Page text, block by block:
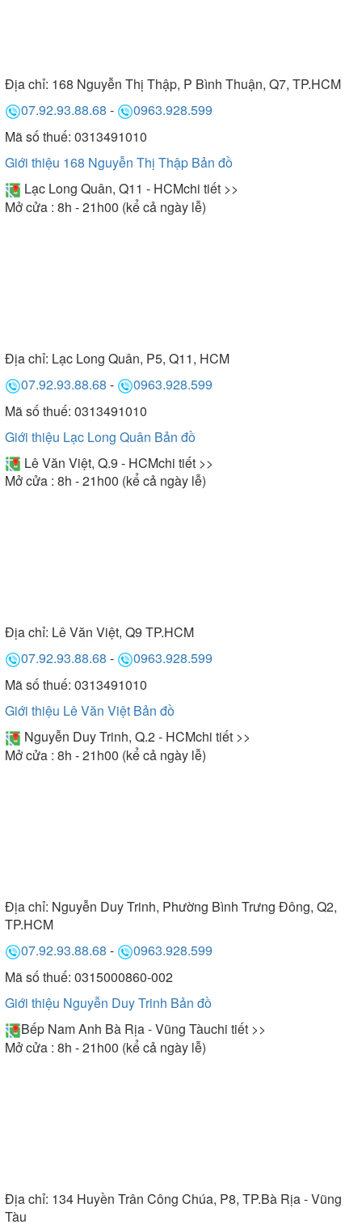
Địa chỉ: 168 Nguyễn Thị Thập, P Bình Thuận, Q7, TP.HCM
07.92.93.88.68 -
0963.928.599
Mã số thuế: 0313491010
Giới thiệu 168 Nguyễn Thị Thập Bản đồ
Lạc Long Quân, Q11 - HCMchi tiết >>
Mở cửa : 8h - 21h00 (kể cả ngày lễ)
Địa chỉ: Lạc Long Quân, P5, Q11, HCM
07.92.93.88.68 -
0963.928.599
Mã số thuế: 0313491010
Giới thiệu Lạc Long Quân Bản đồ
Lê Văn Việt, Q.9 - HCMchi tiết >>
Mở cửa : 8h - 21h00 (kể cả ngày lễ)
Địa chỉ: Lê Văn Việt, Q9 TP.HCM
07.92.93.88.68 -
0963.928.599
Mã số thuế: 0313491010
Giới thiệu Lê Văn Việt Bản đồ
Nguyễn Duy Trinh, Q.2 - HCMchi tiết >>
Mở cửa : 8h - 21h00 (kể cả ngày lễ)
Địa chỉ: Nguyễn Duy Trinh, Phường Bình Trưng Đông, Q2,
TP.HCM
07.92.93.88.68 -
0963.928.599
Mã số thuế: 0315000860-002
Giới thiệu Nguyễn Duy Trinh Bản đồ
Bếp Nam Anh Bà Rịa - Vũng Tàuchi tiết >>
Mở cửa : 8h - 21h00 (kể cả ngày lễ)
Địa chỉ: 134 Huyền Trân Công Chúa, P8, TP.Bà Rịa - Vũng
Tàu